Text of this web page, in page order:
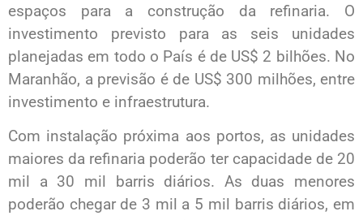
espaços para a construção da refinaria. O
investimento previsto para as seis unidades
planejadas em todo o País é de US$ 2 bilhões. No
Maranhão, a previsão é de US$ 300 milhões, entre
investimento e infraestrutura.
Com instalação próxima aos portos, as unidades
maiores da refinaria poderão ter capacidade de 20
mil a 30 mil barris diários. As duas menores
poderão chegar de 3 mil a 5 mil barris diários, em